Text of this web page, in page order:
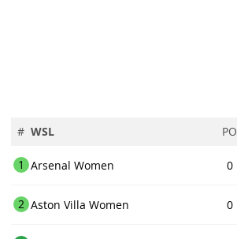
# WSL PO
1 Arsenal Women 0
2 Aston Villa Women 0